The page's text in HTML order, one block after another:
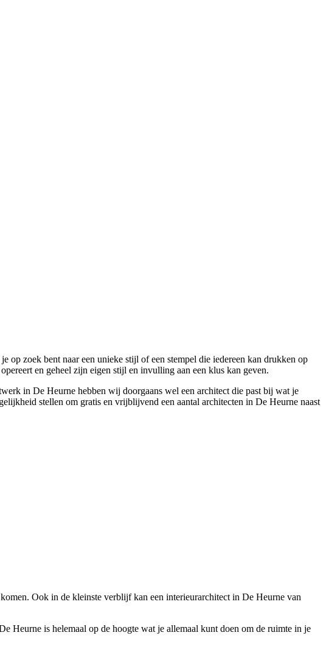
op zoek bent naar een unieke stijl of een stempel die iedereen kan drukken op
en geheel zijn eigen stijl en invulling aan een klus kan geven.
in De Heurne hebben wij doorgaans wel een architect die past bij wat je
stellen om gratis en vrijblijvend een aantal architecten in De Heurne naast
Ook in de kleinste verblijf kan een interieurarchitect in De Heurne van
Heurne is helemaal op de hoogte wat je allemaal kunt doen om de ruimte in je